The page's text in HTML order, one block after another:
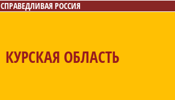
СПРАВЕДЛИВАЯ РОССИЯ
КУРСКАЯ ОБЛАСТЬ